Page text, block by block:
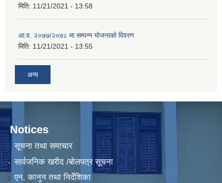
मिति: 11/21/2021 - 13:58
आ.व. २०७७/२०७८ मा सम्पन्न योजनाको विवरण
मिति: 11/21/2021 - 13:55
अन्य
Notices
सूचना तथा समाचार
सार्वजनिक खरीद /बोलपत्र सूचना
एन, कानुन तथा निर्देशिका